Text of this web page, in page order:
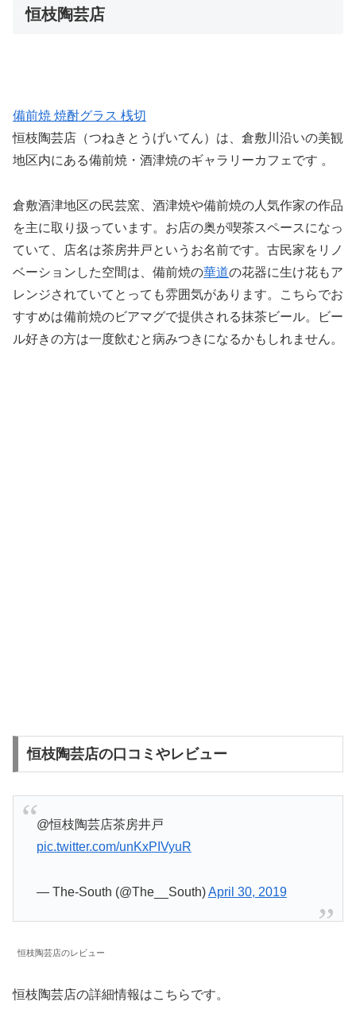
恒枝陶芸店
備前焼 焼酎グラス 桟切
恒枝陶芸店（つねきとうげいてん）は、倉敷川沿いの美観
地区内にある備前焼・酒津焼のギャラリーカフェです 。
倉敷酒津地区の民芸窯、酒津焼や備前焼の人気作家の作品
を主に取り扱っています。お店の奥が喫茶スペースになっ
ていて、店名は茶房井戸というお名前です。古民家をリノ
ベーションした空間は、備前焼の華道の花器に生け花もア
レンジされていてとっても雰囲気があります。こちらでお
すすめは備前焼のビアマグで提供される抹茶ビール。ビー
ル好きの方は一度飲むと病みつきになるかもしれません。
恒枝陶芸店の口コミやレビュー
@恒枝陶芸店茶房井戸
pic.twitter.com/unKxPIVyuR
— The-South (@The__South)April 30, 2019
恒枝陶芸店のレビュー
恒枝陶芸店の詳細情報はこちらです。